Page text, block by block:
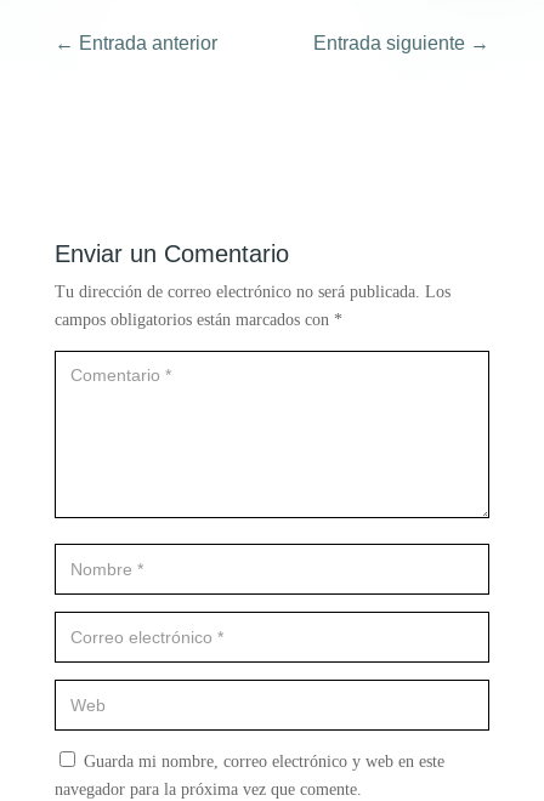
← Entrada anterior Entrada siguiente →
Enviar un Comentario
Tu dirección de correo electrónico no será publicada. Los
campos obligatorios están marcados con *
Guarda mi nombre, correo electrónico y web en este
navegador para la próxima vez que comente.